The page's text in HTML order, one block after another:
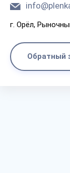
г. Орёл,
Обратный